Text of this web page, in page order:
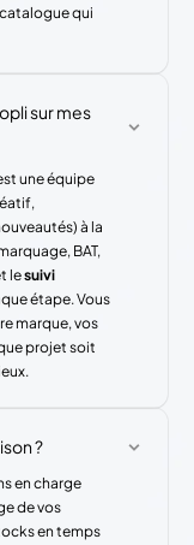
qui
sur mes
une équipe
à la
BAT,
lesuivi
étape. Vous
marque, vos
projet soit
?
en charge
de vos
en temps